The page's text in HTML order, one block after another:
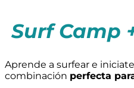
Surf Camp
Aprende a surfear e
combinación perfecta